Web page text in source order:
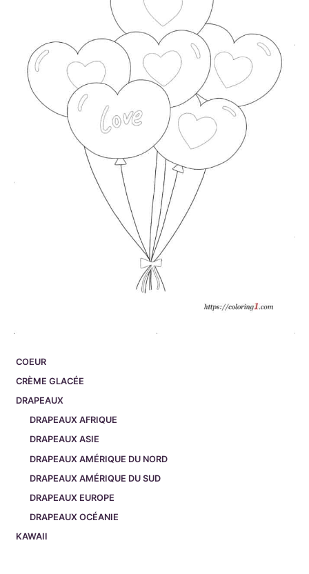
COEUR
CRÈME GLACÉE
DRAPEAUX
DRAPEAUX AFRIQUE
DRAPEAUX ASIE
DRAPEAUX AMÉRIQUE DU NORD
DRAPEAUX AMÉRIQUE DU SUD
DRAPEAUX EUROPE
DRAPEAUX OCÉANIE
KAWAII